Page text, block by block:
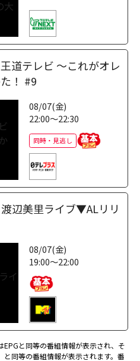
道テレビ ～これがオレ
！ #9
08/07(金)
22:00～22:30
同時・見逃し
渡辺美里ライブ▼ALリリ
08/07(金)
19:00～22:00
と同等の番組情報が表示され、そ
同等の番組情報が表示されます。番